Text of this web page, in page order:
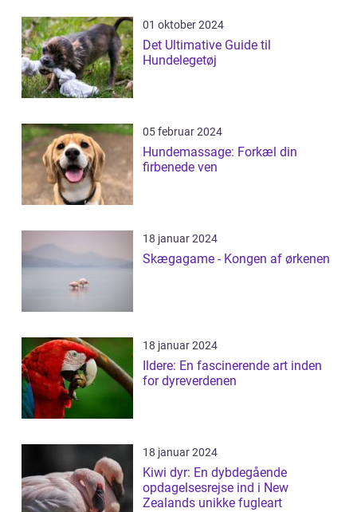
01 oktober 2024
Det Ultimative Guide til
Hundelegetøj
05 februar 2024
Hundemassage: Forkæl din
firbenede ven
18 januar 2024
Skægagame - Kongen af ørkenen
18 januar 2024
Ildere: En fascinerende art inden
for dyreverdenen
18 januar 2024
Kiwi dyr: En dybdegående
opdagelsesrejse ind i New
Zealands unikke fugleart